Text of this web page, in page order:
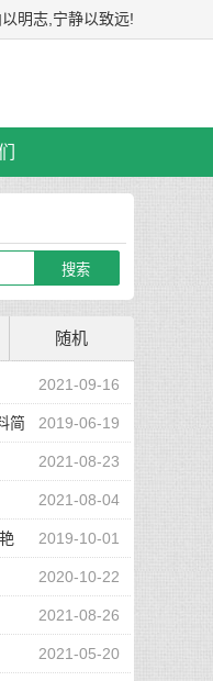
明志,宁静以致远!
随机
2021-09-16
2019-06-19
简
2021-08-23
2021-08-04
2019-10-01
2020-10-22
2021-08-26
2021-05-20